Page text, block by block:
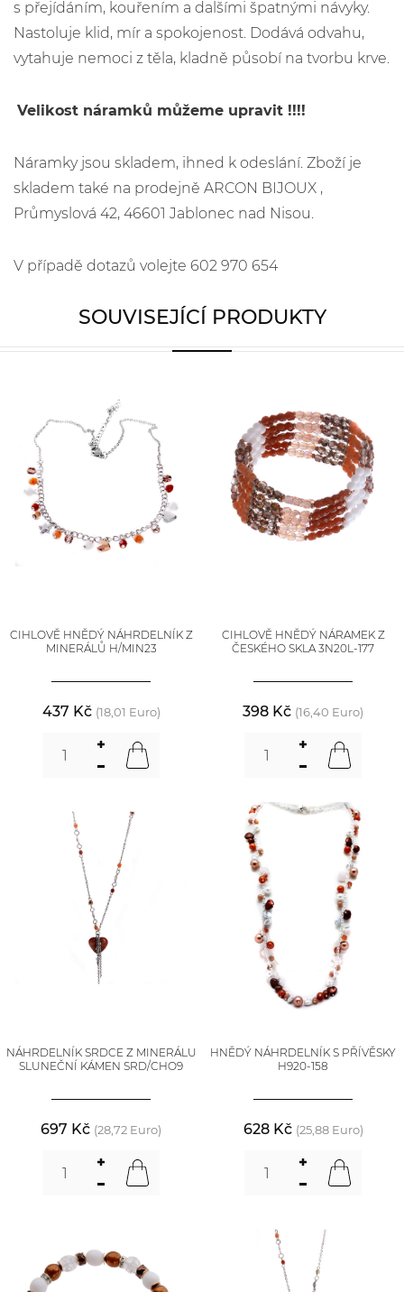
s přejídáním, kouřením a dalšími špatnými návyky.
Nastoluje klid, mír a spokojenost. Dodává odvahu,
vytahuje nemoci z těla, kladně působí na tvorbu krve.
Velikost náramků můžeme upravit !!!!
Náramky jsou skladem, ihned k odeslání. Zboží je
skladem také na prodejně ARCON BIJOUX ,
Průmyslová 42, 46601 Jablonec nad Nisou.
V případě dotazů volejte 602 970 654
SOUVISEJÍCÍ PRODUKTY
CIHLOVĚ HNĚDÝ NÁHRDELNÍK Z
MINERÁLŮ H/MIN23
437 Kč (18,01 Euro)
CIHLOVĚ HNĚDÝ NÁRAMEK Z
ČESKÉHO SKLA 3N20L-177
398 Kč (16,40 Euro)
NÁHRDELNÍK SRDCE Z MINERÁLU
SLUNEČNÍ KÁMEN SRD/CHO9
697 Kč (28,72 Euro)
HNĚDÝ NÁHRDELNÍK S PŘÍVĚSKY
H920-158
628 Kč (25,88 Euro)